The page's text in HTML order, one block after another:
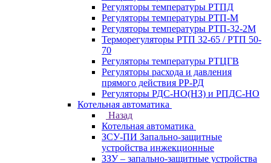
Регуляторы температуры РТПД
Регуляторы температуры РТП-M
Регуляторы температуры РТП-32-2М
Терморегуляторы РТП 32-65 / РТП 50-
70
Регуляторы температуры РТЦГВ
Регуляторы расхода и давления
прямого действия РР-РД
Регуляторы РДС-НО(НЗ) и РПДС-НО
Котельная автоматика
Назад
Котельная автоматика
ЗСУ-ПИ Запально-защитные
устройства инжекционные
ЗЗУ – запально-защитные устройства